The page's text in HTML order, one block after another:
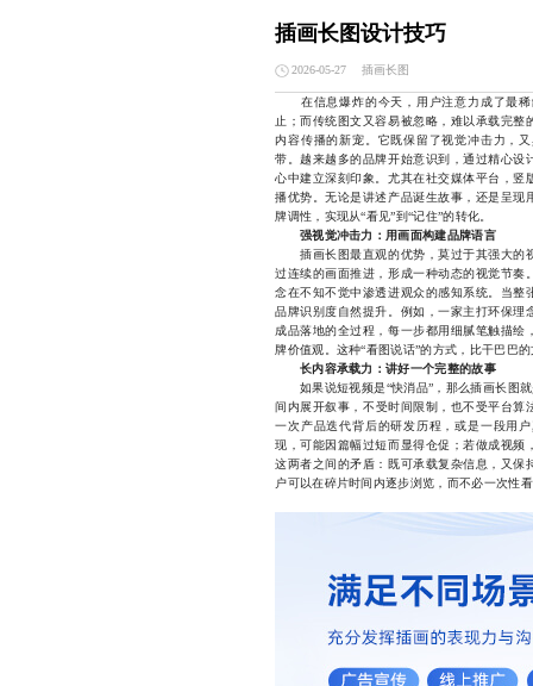
插画长图设计技巧
2026-05-27 插画长图
在信息爆炸的今天，用户注意力成了最稀
止；而传统图文又容易被忽略，难以承载完整
内容传播的新宠。它既保留了视觉冲击力，
带。越来越多的品牌开始意识到，通过精心
心中建立深刻印象。尤其在社交媒体平台，
播优势。无论是讲述产品诞生故事，还是呈
牌调性，实现从“看见”到“记住”的转化。
强视觉冲击力：用画面构建品牌语言
插画长图最直观的优势，莫过于其强大的
过连续的画面推进，形成一种动态的视觉节
念在不知不觉中渗透进观众的感知系统。当
品牌识别度自然提升。例如，一家主打环保
成品落地的全过程，每一步都用细腻笔触描
牌价值观。这种“看图说话”的方式，比干巴巴
长内容承载力：讲好一个完整的故事
如果说短视频是“快消品”，那么插画长图就
间内展开叙事，不受时间限制，也不受平台
一次产品迭代背后的研发历程，或是一段用
现，可能因篇幅过短而显得仓促；若做成视
这两者之间的矛盾：既可承载复杂信息，又
户可以在碎片时间内逐步浏览，而不必一次性